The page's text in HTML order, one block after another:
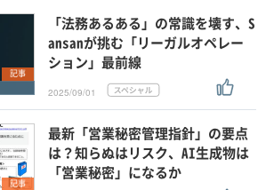
外部ニュース
する
×
知財管理
記事
「法務あるある」の常識を壊す、S
ansanが挑む「リーガルオペレー
ション」最前線
2025/09/01
記事
最新「営業秘密管理指針」の要点
は？知らぬはリスク、AI生成物は
「営業秘密」になるか